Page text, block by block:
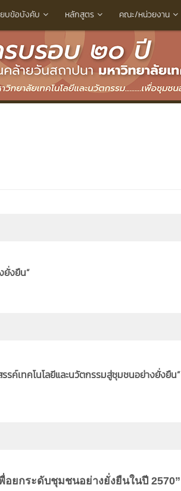
บข้อบังคับ หลักสูตร คณะ/หน่วยงาน
ยั่งยืน”
เทคโนโลยีและนวัตกรรมสู่ชุมชนอย่างยั่งยืน”
ยกระดับชุมชนอย่างยั่งยืนในปี 2570”